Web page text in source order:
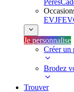
Pères
EVJF
Je personnalise
Créer un
Brodez
Trouver